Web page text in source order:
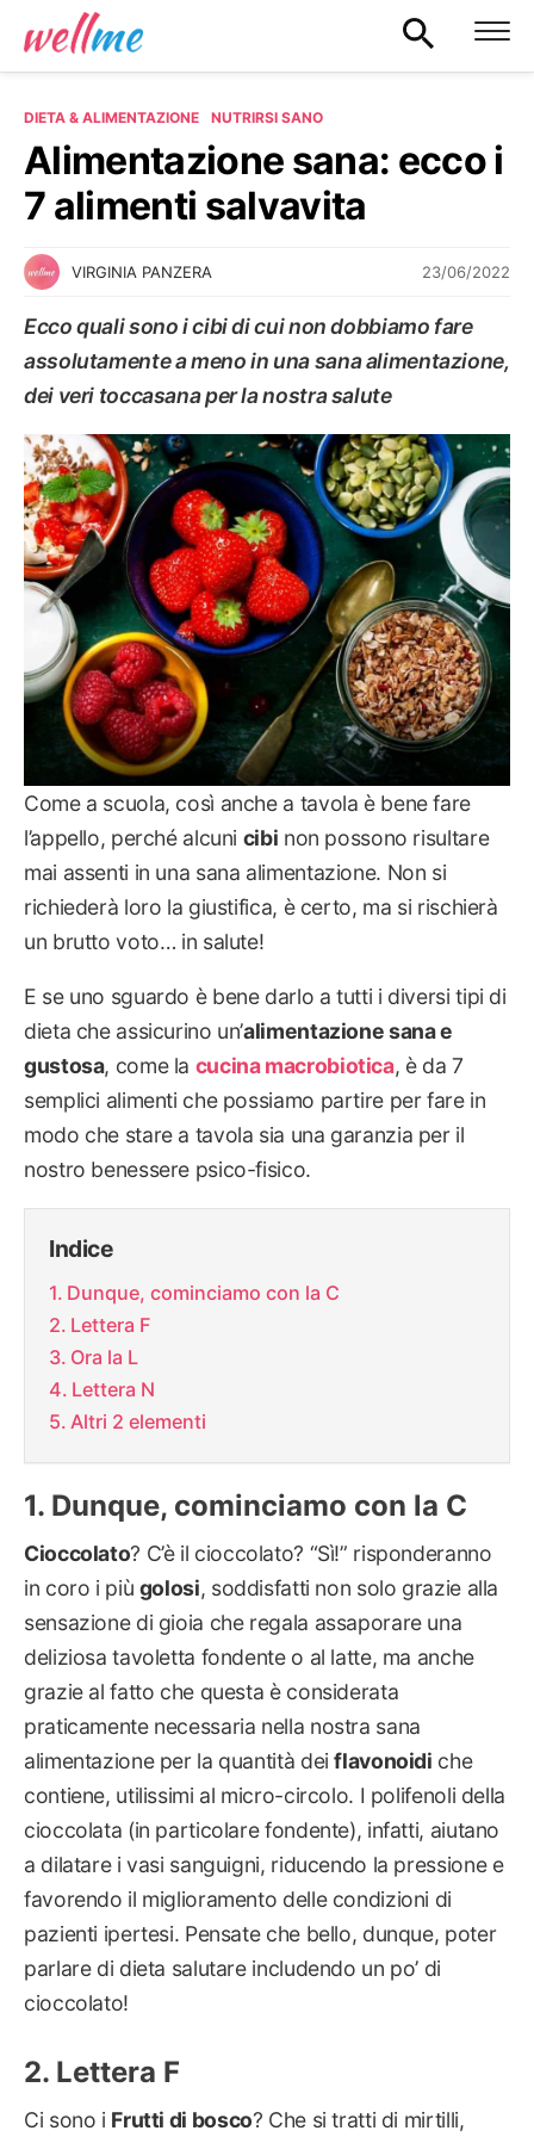
DIETA & ALIMENTAZIONE NUTRIRSI SANO
Alimentazione sana: ecco i
7 alimenti salvavita
VIRGINIA PANZERA 23/06/2022
Ecco quali sono i cibi di cui non dobbiamo fare
assolutamente a meno in una sana alimentazione,
dei veri toccasana per la nostra salute
NUTRIRSI SANO
Come a scuola, così anche a tavola è bene fare
l’appello, perché alcuni cibi non possono risultare
mai assenti in una sana alimentazione. Non si
richiederà loro la giustifica, è certo, ma si rischierà
un brutto voto… in salute!
E se uno sguardo è bene darlo a tutti i diversi tipi di
dieta che assicurino un’alimentazione sana e
gustosa, come la cucina macrobiotica, è da 7
semplici alimenti che possiamo partire per fare in
modo che stare a tavola sia una garanzia per il
nostro benessere psico-fisico.
Indice
Dunque, cominciamo con la C
Lettera F
Ora la L
Lettera N
Altri 2 elementi
Dunque, cominciamo con la C
Cioccolato? C’è il cioccolato? “Sì!” risponderanno
in coro i più golosi, soddisfatti non solo grazie alla
sensazione di gioia che regala assaporare una
deliziosa tavoletta fondente o al latte, ma anche
grazie al fatto che questa è considerata
praticamente necessaria nella nostra sana
alimentazione per la quantità deiflavonoidi che
contiene, utilissimi al micro-circolo. I polifenoli della
cioccolata (in particolare fondente), infatti, aiutano
a dilatare i vasi sanguigni, riducendo la pressione e
favorendo il miglioramento delle condizioni di
pazienti ipertesi. Pensate che bello, dunque, poter
parlare di dieta salutare includendo un po’ di
cioccolato!
Lettera F
Ci sono i Frutti di bosco? Che si tratti di mirtilli,